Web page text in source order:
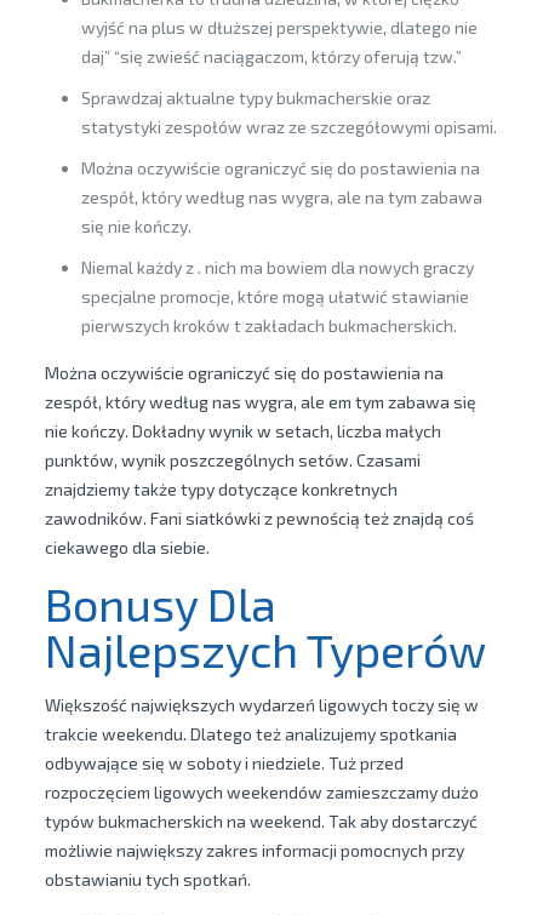
wyjść na plus w dłuższej perspektywie, dlatego nie
daj” “się zwieść naciągaczom, którzy oferują tzw.”
Sprawdzaj aktualne typy bukmacherskie oraz
statystyki zespołów wraz ze szczegółowymi opisami.
Można oczywiście ograniczyć się do postawienia na
zespół, który według nas wygra, ale na tym zabawa
się nie kończy.
Niemal każdy z . nich ma bowiem dla nowych graczy
specjalne promocje, które mogą ułatwić stawianie
pierwszych kroków t zakładach bukmacherskich.
Można oczywiście ograniczyć się do postawienia na
zespół, który według nas wygra, ale em tym zabawa się
nie kończy. Dokładny wynik w setach, liczba małych
punktów, wynik poszczególnych setów. Czasami
znajdziemy także typy dotyczące konkretnych
zawodników. Fani siatkówki z pewnością też znajdą coś
ciekawego dla siebie.
Bonusy Dla
Najlepszych Typerów
Większość największych wydarzeń ligowych toczy się w
trakcie weekendu. Dlatego też analizujemy spotkania
odbywające się w soboty i niedziele. Tuż przed
rozpoczęciem ligowych weekendów zamieszczamy dużo
typów bukmacherskich na weekend. Tak aby dostarczyć
możliwie największy zakres informacji pomocnych przy
obstawianiu tych spotkań.